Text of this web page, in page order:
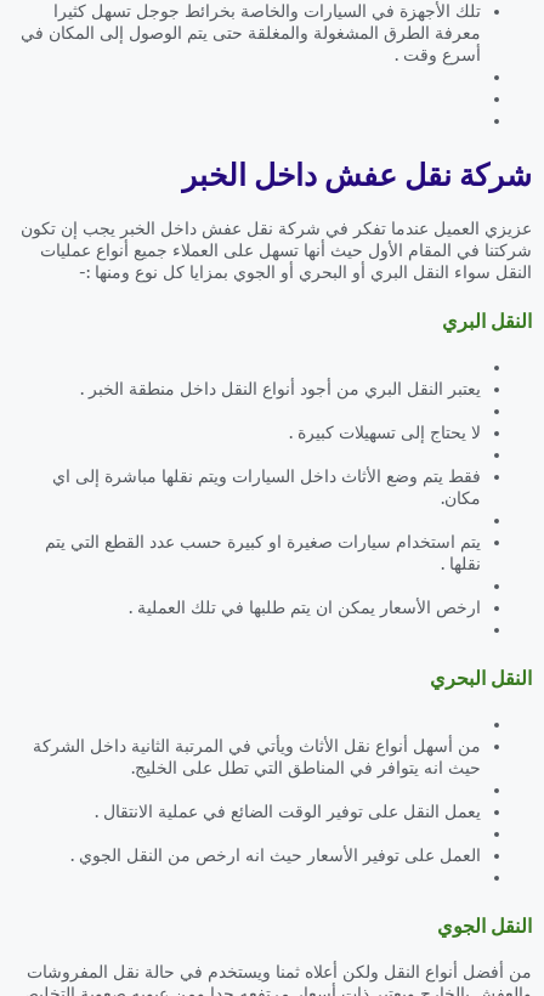
تلك الأجهزة في السيارات والخاصة بخرائط جوجل تسهل كثيرا
معرفة الطرق المشغولة والمغلقة حتى يتم الوصول إلى المكان في
أسرع وقت .
شركة نقل عفش داخل الخبر
عزيزي العميل عندما تفكر في شركة نقل عفش داخل الخبر يجب إن تكون
شركتنا في المقام الأول حيث أنها تسهل على العملاء جميع أنواع عمليات
النقل سواء النقل البري أو البحري أو الجوي بمزايا كل نوع ومنها :-
النقل البري
يعتبر النقل البري من أجود أنواع النقل داخل منطقة الخبر .
لا يحتاج إلى تسهيلات كبيرة .
فقط يتم وضع الأثاث داخل السيارات ويتم نقلها مباشرة إلى اي
مكان.
يتم استخدام سيارات صغيرة او كبيرة حسب عدد القطع التي يتم
نقلها .
ارخص الأسعار يمكن ان يتم طلبها في تلك العملية .
النقل البحري
من أسهل أنواع نقل الأثاث ويأتي في المرتبة الثانية داخل الشركة
حيث انه يتوافر في المناطق التي تطل على الخليج.
يعمل النقل على توفير الوقت الضائع في عملية الانتقال .
العمل على توفير الأسعار حيث انه ارخص من النقل الجوي .
النقل الجوي
من أفضل أنواع النقل ولكن أعلاه ثمنا ويستخدم في حالة نقل المفروشات